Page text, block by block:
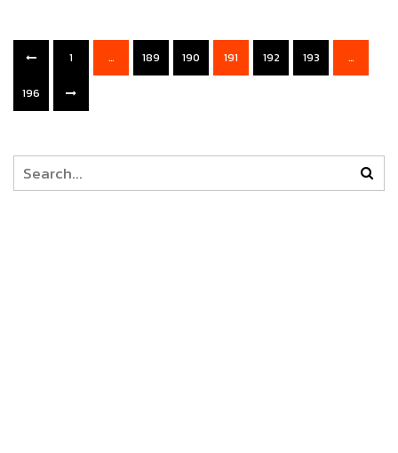
1 … 189 190 191 192 193 …
196